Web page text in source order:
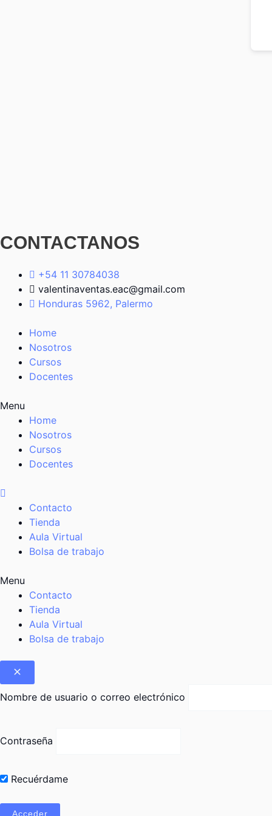
CONTACTANOS
+54 11 30784038
valentinaventas.eac@gmail.com
Honduras 5962, Palermo
Home
Nosotros
Cursos
Docentes
Menu
Home
Nosotros
Cursos
Docentes
Contacto
Tienda
Aula Virtual
Bolsa de trabajo
Menu
Contacto
Tienda
Aula Virtual
Bolsa de trabajo
Nombre de usuario o correo electrónico
Contraseña
Recuérdame